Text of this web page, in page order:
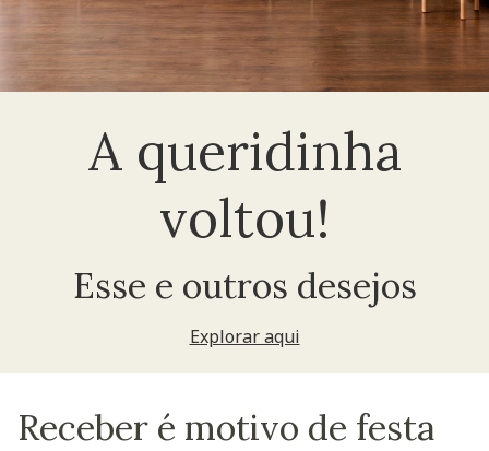
A queridinha
voltou!
Esse e outros desejos
Explorar aqui
Receber é motivo de festa